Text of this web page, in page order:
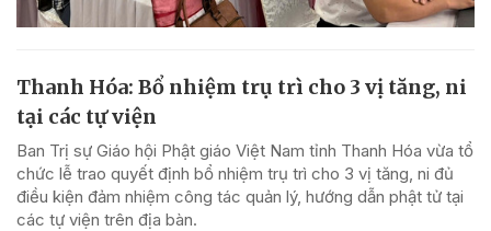
Thanh Hóa: Bổ nhiệm trụ trì cho 3 vị tăng, ni
tại các tự viện
Ban Trị sự Giáo hội Phật giáo Việt Nam tỉnh Thanh Hóa vừa tổ
chức lễ trao quyết định bổ nhiệm trụ trì cho 3 vị tăng, ni đủ
điều kiện đảm nhiệm công tác quản lý, hướng dẫn phật tử tại
các tự viện trên địa bàn.